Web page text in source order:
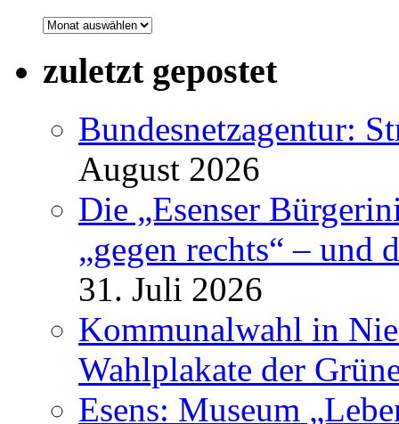
Archiv
zuletzt gepostet
Bundesnetzagentur:
August 2026
Die „Esenser
„gegen rechts“ – und
31. Juli 2026
Kommunalwahl in
Wahlplakate der
Esens: Museum